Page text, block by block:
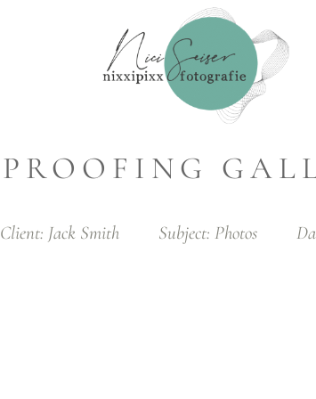
PROOFING
Client: Jack Smith Subject: Photos